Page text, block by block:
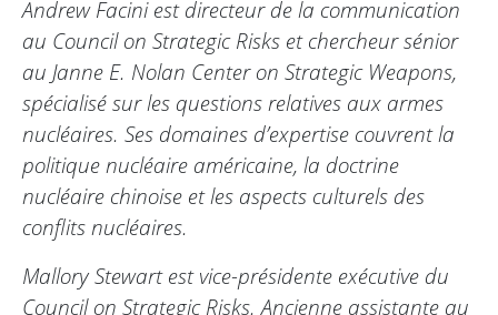
Andrew Facini est directeur de la communication
au Council on Strategic Risks et chercheur sénior
au Janne E. Nolan Center on Strategic Weapons,
spécialisé sur les questions relatives aux armes
nucléaires. Ses domaines d’expertise couvrent la
politique nucléaire américaine, la doctrine
nucléaire chinoise et les aspects culturels des
conflits nucléaires.
Mallory Stewart est vice-présidente exécutive du
Council on Strategic Risks. Ancienne assistante au